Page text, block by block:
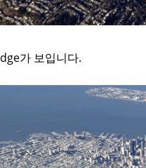
가 보입니다.